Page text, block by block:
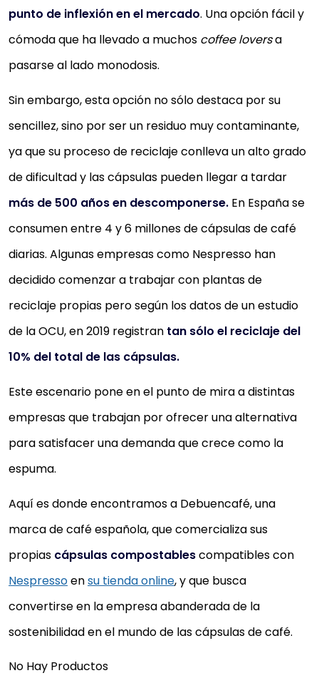
punto de inflexión en el mercado. Una opción fácil y
cómoda que ha llevado a muchos coffee loversa
pasarse al lado monodosis.
Sin embargo, esta opción no sólo destaca por su
sencillez, sino por ser un residuo muy contaminante,
ya que su proceso de reciclaje conlleva un alto grado
de dificultad y las cápsulas pueden llegar a tardar
más de 500 años en descomponerse. En España se
consumen entre 4 y 6 millones de cápsulas de café
diarias. Algunas empresas como Nespresso han
decidido comenzar a trabajar con plantas de
reciclaje propias pero según los datos de un estudio
de la OCU, en 2019 registran tan sólo el reciclaje del
10% del total de las cápsulas.
Este escenario pone en el punto de mira a distintas
empresas que trabajan por ofrecer una alternativa
para satisfacer una demanda que crece como la
espuma.
Aquí es donde encontramos a Debuencafé, una
marca de café española, que comercializa sus
propias cápsulas compostablescompatibles con
Nespressoensu tienda online, y que busca
convertirse en la empresa abanderada de la
sostenibilidad en el mundo de las cápsulas de café.
No Hay Productos